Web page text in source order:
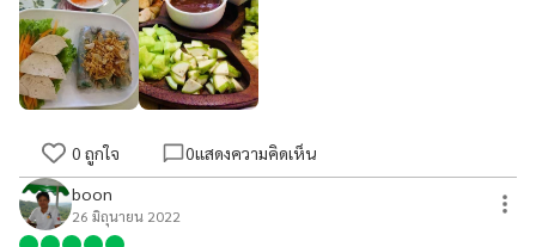
0 ถูกใจ 0แสดงความคิดเห็น
boon
26 มิถุนายน 2022